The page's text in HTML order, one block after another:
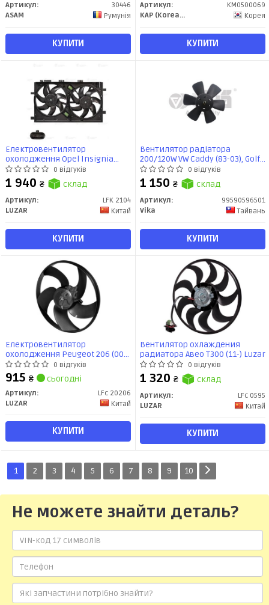
Артикул:
30446
ASAM
Румунія
КУПИТИ
Артикул:
KM0500069
KAP (KoreaAutoParts)
Корея
КУПИТИ
Електровентилятор
охолодження Opel Insignia
(08-) 2.0T/2.0D (2 вент.) (з
кожухом) (LFK 2104) Luzar
0 відгуків
1 940 ₴ склад
Артикул:
LFK 2104
LUZAR
Китай
КУПИТИ
Вентилятор радіатора
200/120W VW Caddy (83-03), Golf
(75-96), Passat (74-93)
(99590596501) VIKA
0 відгуків
1 150 ₴ склад
Артикул:
99590596501
Vika
Тайвань
КУПИТИ
Електровентилятор
охолодження Peugeot 206 (00-)
1.6i / 1.1i / 1.4i / 2.0i (LFc 20206)
Luzar
0 відгуків
915 ₴ сьогодні
Артикул:
LFc 20206
LUZAR
Китай
КУПИТИ
Вентилятор охлаждения
радиатора Авео T300 (11-) Luzar
0 відгуків
1 320 ₴ склад
Артикул:
LFc 0595
LUZAR
Китай
КУПИТИ
1 2 3 4 5 6 7 8 9 10
Не можете знайти деталь?